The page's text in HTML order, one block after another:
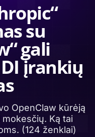
su
gali
įrankių
OpenClaw kūrėją
Ką tai
(124 ženklai)